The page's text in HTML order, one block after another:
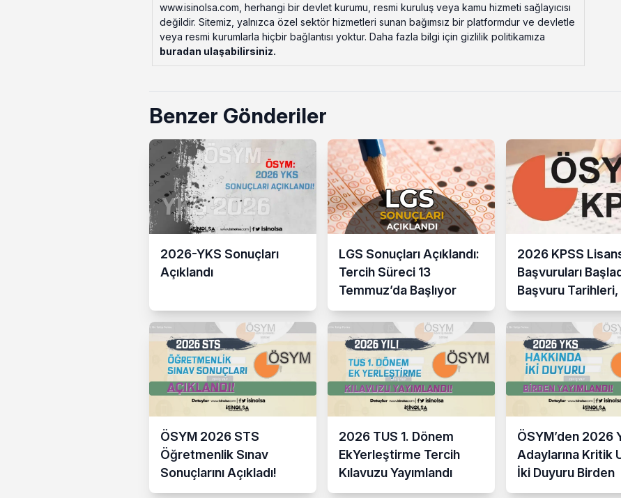
www.isinolsa.com, herhangi bir devlet kurumu, resmi kuruluş veya kamu hizmeti sağlayıcısı
değildir. Sitemiz, yalnızca özel sektör hizmetleri sunan bağımsız bir platformdur ve devletle
veya resmi kurumlarla hiçbir bağlantısı yoktur. Daha fazla bilgi için gizlilik politikamıza
buradan ulaşabilirsiniz.
Benzer Gönderiler
2026-YKS Sonuçları
Açıklandı
LGS Sonuçları Açıklandı:
Tercih Süreci 13
Temmuz’da Başlıyor
2026 KPSS
Başvuruları
Başvuru Tarihleri,
Takvimi ve Tüm
ÖSYM 2026 STS
Öğretmenlik Sınav
Sonuçlarını Açıkladı!
2026 TUS 1. Dönem
EkYerleştirme Tercih
Kılavuzu Yayımlandı
ÖSYM’den 2026
Adaylarına Kritik
İki Duyuru Birden